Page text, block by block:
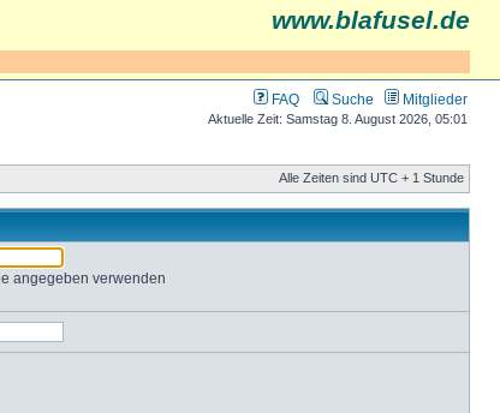
www.blafusel.de
FAQ Suche Mitglieder
Aktuelle Zeit: Samstag 8. August 2026, 05:01
Alle Zeiten sind UTC + 1 Stunde
angegeben verwenden